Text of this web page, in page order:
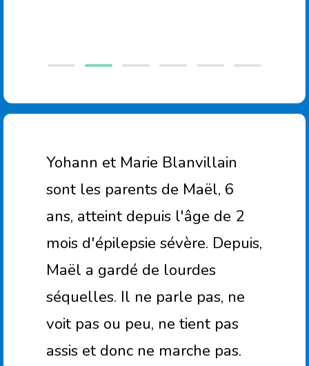
Yohann et Marie Blanvillain
sont les parents de Maël, 6
ans, atteint depuis l'âge de 2
mois d'épilepsie sévère. Depuis,
Maël a gardé de lourdes
séquelles. Il ne parle pas, ne
voit pas ou peu, ne tient pas
assis et donc ne marche pas.